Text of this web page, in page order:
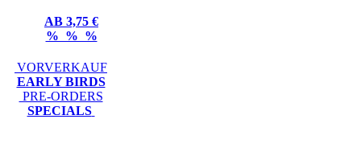
AB 3,75 €
% % %
VORVERKAUF
EARLY BIRDS
PRE-ORDERS
SPECIALS